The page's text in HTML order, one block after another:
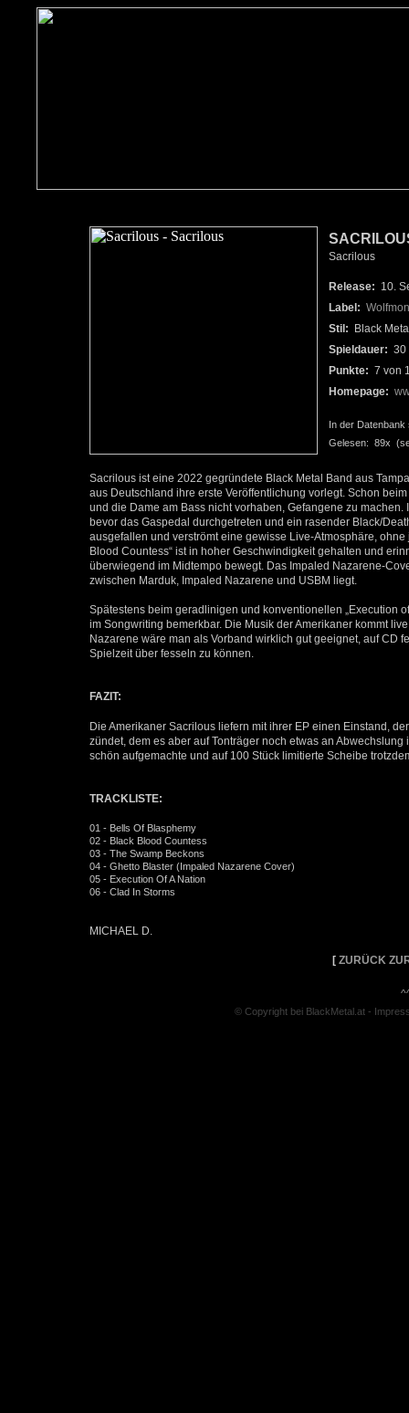
Sacrilous
Release: 10.
Label:
Stil: Black
Spieldauer: 30
Punkte: 7 von
Homepage:
In der Datenbank
Gelesen: 89x
Sacrilous ist eine 2022 gegründete Black Metal Band aus
aus Deutschland ihre erste Veröffentlichung vorlegt. Schon
und die Dame am Bass nicht vorhaben, Gefangene zu
bevor das Gaspedal durchgetreten und ein rasender Black/
ausgefallen und verströmt eine gewisse Live-Atmosphäre,
Blood Countess“ ist in hoher Geschwindigkeit gehalten und
überwiegend im Midtempo bewegt. Das Impaled Nazarene-
zwischen Marduk, Impaled Nazarene und USBM liegt.
Spätestens beim geradlinigen und konventionellen „Execution
im Songwriting bemerkbar. Die Musik der Amerikaner kommt
Nazarene wäre man als Vorband wirklich gut geeignet, auf CD
Spielzeit über fesseln zu können.
FAZIT:
Die Amerikaner Sacrilous liefern mit ihrer EP einen Einstand,
zündet, dem es aber auf Tonträger noch etwas an
schön aufgemachte und auf 100 Stück limitierte Scheibe
TRACKLISTE:
01 - Bells Of Blasphemy
02 - Black Blood Countess
03 - The Swamp Beckons
04 - Ghetto Blaster (Impaled Nazarene Cover)
05 - Execution Of A Nation
06 - Clad In Storms
MICHAEL D.
[ ZURÜCK
© Copyright bei BlackMetal.at -